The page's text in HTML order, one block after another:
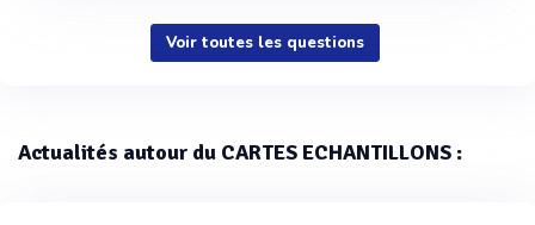
Voir toutes les questions
Actualités autour du CARTES ECHANTILLONS :